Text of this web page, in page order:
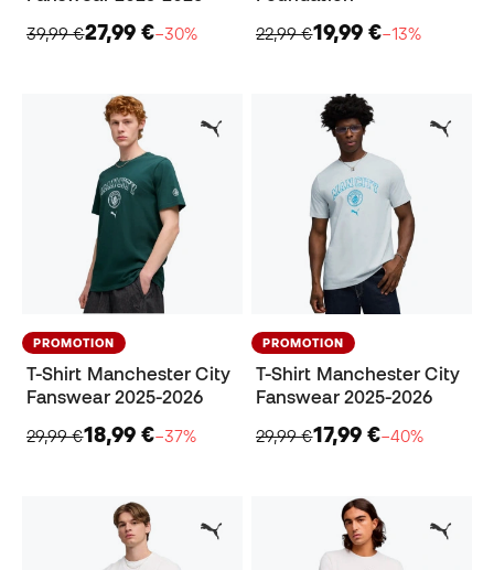
39,99 €27,99 €−30%
22,99 €19,99 €−13%
PROMOTION
T-Shirt Manchester City
Fanswear 2025-2026
29,99 €18,99 €−37%
PROMOTION
T-Shirt Manchester City
Fanswear 2025-2026
29,99 €17,99 €−40%